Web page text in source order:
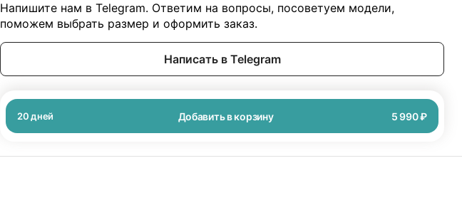
Напишите нам в Telegram. Ответим на вопросы, посоветуем модели,
поможем выбрать размер и оформить заказ.
Написать в Telegram
20дней Добавить в корзину 5 990 ₽